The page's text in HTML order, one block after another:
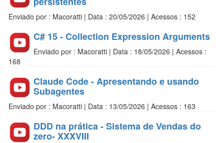
Enviado por : Macoratti | Data : 20/05/2026 | Acessos : 152
C# 15 - Collection Expression Arguments
Enviado por : Macoratti | Data : 18/05/2026 | Acessos :
168
Claude Code - Apresentando e usando
Subagentes
Enviado por : Macoratti | Data : 13/05/2026 | Acessos : 163
DDD na prática - Sistema de Vendas do
zero- XXXVIII